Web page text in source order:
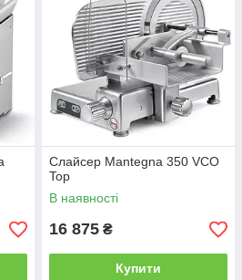
Слайсер Mantegna 350 VCO
Top
В наявності
16 875 ₴
Купити